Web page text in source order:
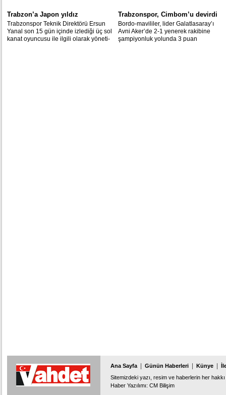
Trabzon’a Japon yıldız
Trab­zons­por Tek­nik Di­rek­tö­rü Er­sun
Ya­nal son 15 gün için­de iz­le­di­ği üç sol
ka­nat oyun­cu­su ile il­gi­li ola­rak yö­ne­ti­
Trabzonspor, Cimbom’u devirdi
Bordo-mavililer, lider Galatlasaray’ı
Avni Aker’de 2-1 yenerek rakibine
şampiyonluk yolunda 3 puan
Ana Sayfa Günün Haberleri Künye
Sitemizdeki yazı, resim ve haberlerin her
Haber Yazılımı: CM Bilişim